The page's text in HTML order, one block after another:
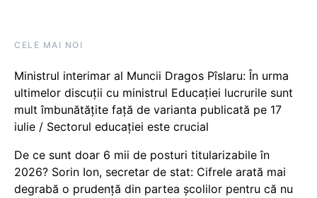
CELE MAI NOI
Ministrul interimar al Muncii Dragos Pîslaru: În urma
ultimelor discuții cu ministrul Educației lucrurile sunt
mult îmbunătățite față de varianta publicată pe 17
iulie / Sectorul educației este crucial
De ce sunt doar 6 mii de posturi titularizabile în
2026? Sorin Ion, secretar de stat: Cifrele arată mai
degrabă o prudență din partea școlilor pentru că nu